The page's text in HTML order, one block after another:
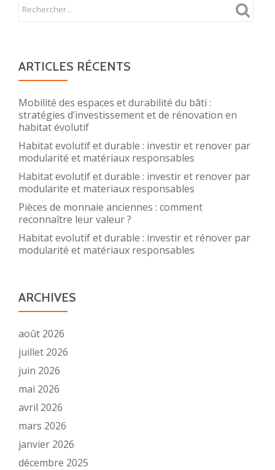
ARTICLES RÉCENTS
Mobilité des espaces et durabilité du bâti :
stratégies d’investissement et de rénovation en
habitat évolutif
Habitat evolutif et durable : investir et renover par
modularité et matériaux responsables
Habitat evolutif et durable : investir et renover par
modularite et materiaux responsables
Pièces de monnaie anciennes : comment
reconnaître leur valeur ?
Habitat evolutif et durable : investir et rénover par
modularité et matériaux responsables
ARCHIVES
août 2026
juillet 2026
juin 2026
mai 2026
avril 2026
mars 2026
janvier 2026
décembre 2025